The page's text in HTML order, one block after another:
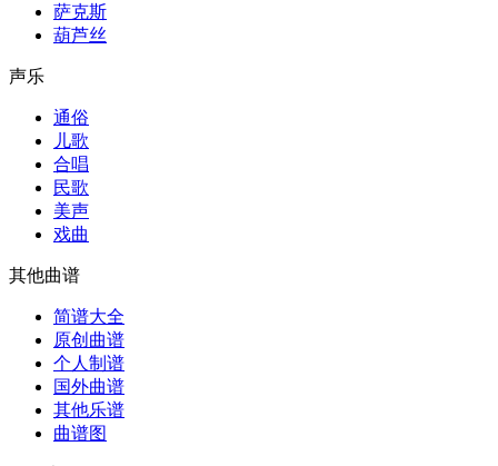
萨克斯
葫芦丝
声乐
通俗
儿歌
合唱
民歌
美声
戏曲
其他曲谱
简谱大全
原创曲谱
个人制谱
国外曲谱
其他乐谱
曲谱图